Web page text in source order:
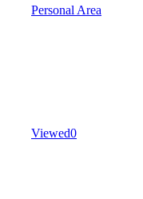
Personal Area
Viewed0